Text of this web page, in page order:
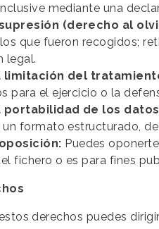
mediante una
(derecho al
que fueron recogidos;
legal.
limitación del
para el ejercicio o la
portabilidad de los
un formato estructurado,
Puedes
fichero o es para fines
derechos puedes